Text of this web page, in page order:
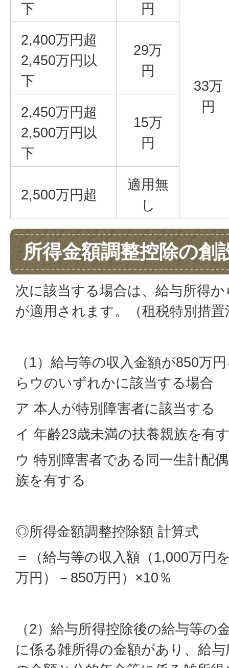
下
円
33万
円
2,400万円超
2,450万円以
下
29万
円
2,450万円超
2,500万円以
下
15万
円
2,500万円超
適用無
し
所得金額調整控除の創
次に該当する場合は、給与所得
が適用されます。（租税特別措
（1）給与等の収入金額が850万
らウのいずれかに該当する場合
ア 本人が特別障害者に該当する
イ 年齢23歳未満の扶養親族を有
ウ 特別障害者である同一生計配
族を有する
◎所得金額調整控除額 計算式
＝（給与等の収入額（1,000万円
万円）－850万円）×10％
（2）給与所得控除後の給与等の
に係る雑所得の金額があり、給